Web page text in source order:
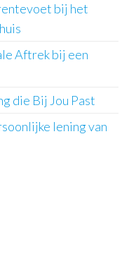
bij het
Aftrek bij een
die Bij Jou Past
lening van